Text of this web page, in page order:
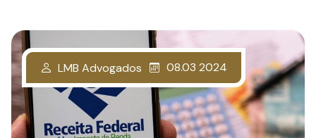
LMB Advogados 08.03 2024